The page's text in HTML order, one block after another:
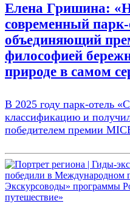
Елена Гришина:
современный парк-
объединяющий
философией
природе в самом
В 2025 году парк-отель
классификацию и
победителем премии